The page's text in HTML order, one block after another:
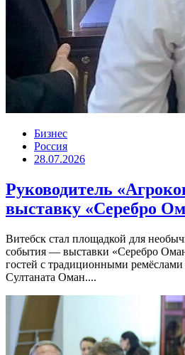
Бизнес
Россия
28.07.2026
Руководитель
выставку «Серебро
Витебск стал площадкой для
события — выставки «Серебро
гостей с традиционными
Султаната Оман....